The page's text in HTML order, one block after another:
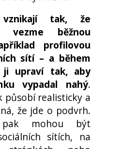
tak, že
vezme běžnou
profilovou
sítí – a během
ji upraví tak, aby
vypadal nahý.
působí realisticky a
že jde o podvrh.
mohou být
sítích, na